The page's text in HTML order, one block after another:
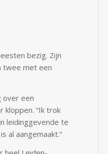
bezig. Zijn
twee met een
over een
kloppen. “Ik trok
leidinggevende te
al aangemaakt.”